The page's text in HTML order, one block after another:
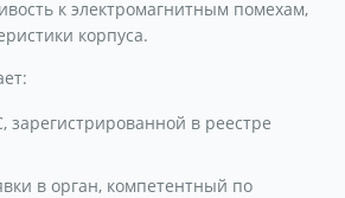
к электромагнитным помехам,
корпуса.
зарегистрированной в реестре
в орган, компетентный по